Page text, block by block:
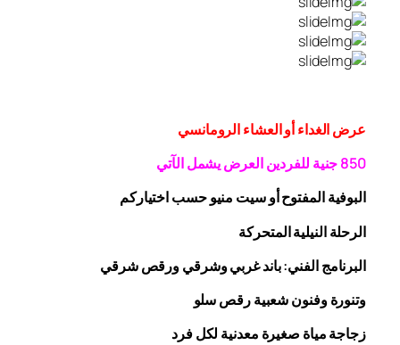
عرض الغداء أو العشاء الرومانسي
850 جنية للفردينالعرض يشمل الآتي
البوفيةالمفتوحأو سيت منيو حسب اختياركم
الرحلةالنيلية المتحركة
البرنامج الفني: باند غربي وشرقيورقصشرقي
وتنورة وفنون شعبيةرقصسلو
زجاجةمياة صغيرة معدنية لكل فرد